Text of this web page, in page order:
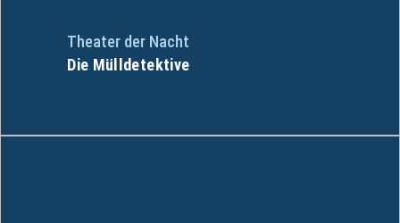
Theater der Nacht
Die Mülldetektive